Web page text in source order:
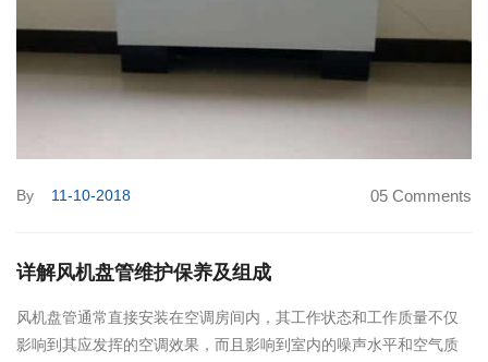
By 11-10-2018 05 Comments
详解风机盘管维护保养及组成
风机盘管通常直接安装在空调房间内，其工作状态和工作质量不仅
影响到其应发挥的空调效果，而且影响到室内的噪声水平和空气质